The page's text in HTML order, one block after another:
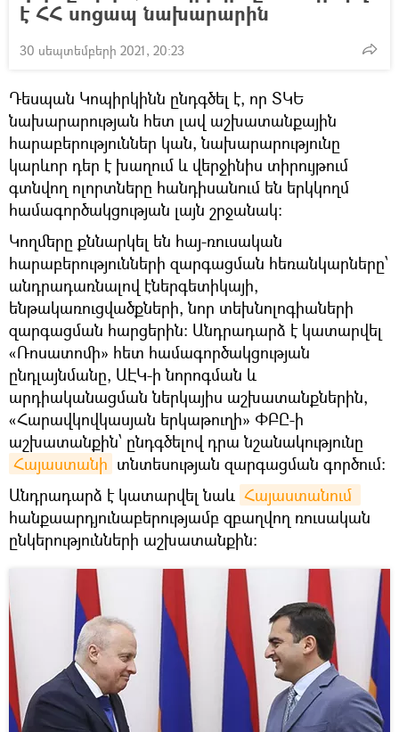
է ՀՀ սոցապ նախարարին
30 սեպտեմբերի 2021, 20:23
Դեսպան Կոպիրկինն ընդգծել է, որ ՏԿԵ
նախարարության հետ լավ աշխատանքային
հարաբերություններ կան, նախարարությունը
կարևոր դեր է խաղում և վերջինիս տիրույթում
գտնվող ոլորտները հանդիսանում են երկկողմ
համագործակցության լայն շրջանակ։
Կողմերը քննարկել են հայ-ռուսական
հարաբերությունների զարգացման հեռանկարները՝
անդրադառնալով էներգետիկայի,
ենթակառուցվածքների, նոր տեխնոլոգիաների
զարգացման հարցերին: Անդրադարձ է կատարվել
«Ռոսատոմի» հետ համագործակցության
ընդլայնմանը, ԱԷԿ-ի նորոգման և
արդիականացման ներկայիս աշխատանքներին,
«Հարավկովկասյան երկաթուղի» ՓԲԸ-ի
աշխատանքին՝ ընդգծելով դրա նշանակությունը
Հայաստանի տնտեսության զարգացման գործում։
Անդրադարձ է կատարվել նաև
հանքաարդյունաբերությամբ զբաղվող ռուսական
ընկերությունների աշխատանքին։